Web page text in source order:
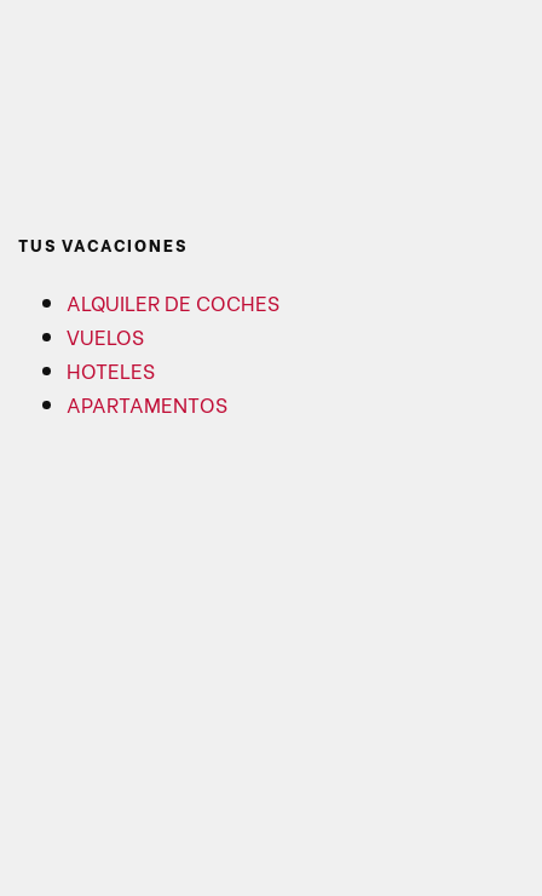
TUS VACACIONES
ALQUILER DE COCHES
VUELOS
HOTELES
APARTAMENTOS